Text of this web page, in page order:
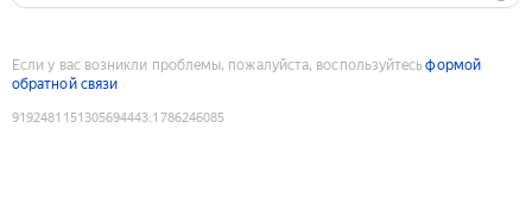
Если у вас возникли проблемы, пожалуйста, воспользуйтесьформой
обратной связи
9192481151305694443:1786246085